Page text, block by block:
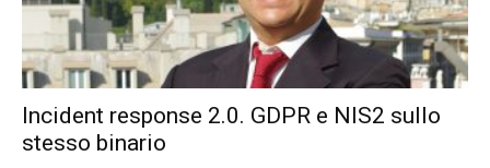
Incident response 2.0. GDPR e NIS2 sullo
stesso binario